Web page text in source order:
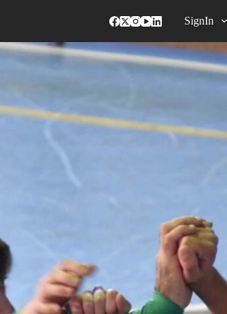
SignIn